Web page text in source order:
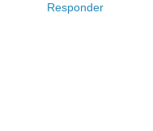
Responder